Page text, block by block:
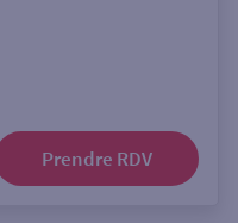
Prendre RDV